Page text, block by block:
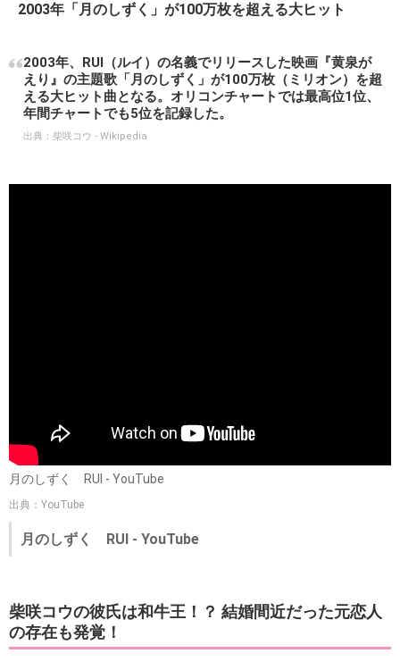
2003年「月のしずく」が100万枚を超える大ヒット
2003年、RUI（ルイ）の名義でリリースした映画『黄泉が
えり』の主題歌「月のしずく」が100万枚（ミリオン）を超
える大ヒット曲となる。オリコンチャートでは最高位1位、
年間チャートでも5位を記録した。
出典： 柴咲コウ - Wikipedia
月のしずく RUI - YouTube
出典：YouTube
月のしずく RUI - YouTube
柴咲コウの彼氏は和牛王！？ 結婚間近だった元恋人
の存在も発覚！